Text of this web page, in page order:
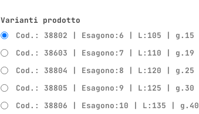
Varianti prodotto
Cod.: 38802 | Esagono:6 | L:105 | g.15
Cod.: 38603 | Esagono:7 | L:110 | g.19
Cod.: 38804 | Esagono:8 | L:120 | g.25
Cod.: 38805 | Esagono:9 | L:125 | g.30
Cod.: 38806 | Esagono:10 | L:135 | g.40